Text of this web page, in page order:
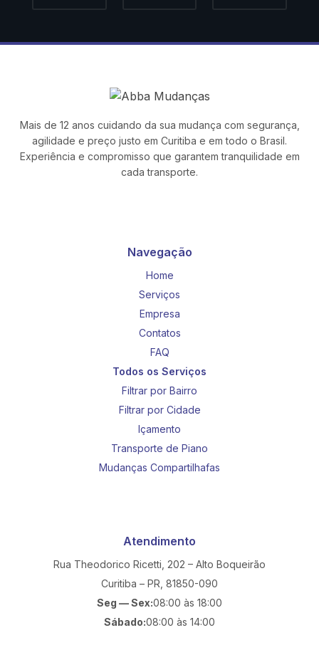
Mais de 12 anos cuidando da sua mudança com segurança,
agilidade e preço justo em Curitiba e em todo o Brasil.
Experiência e compromisso que garantem tranquilidade em
cada transporte.
Navegação
Home
Serviços
Empresa
Contatos
FAQ
Todos os Serviços
Filtrar por Bairro
Filtrar por Cidade
Içamento
Transporte de Piano
Mudanças Compartilhafas
Atendimento
Rua Theodorico Ricetti, 202 – Alto Boqueirão
Curitiba – PR, 81850-090
Seg — Sex:08:00 às 18:00
Sábado:08:00 às 14:00